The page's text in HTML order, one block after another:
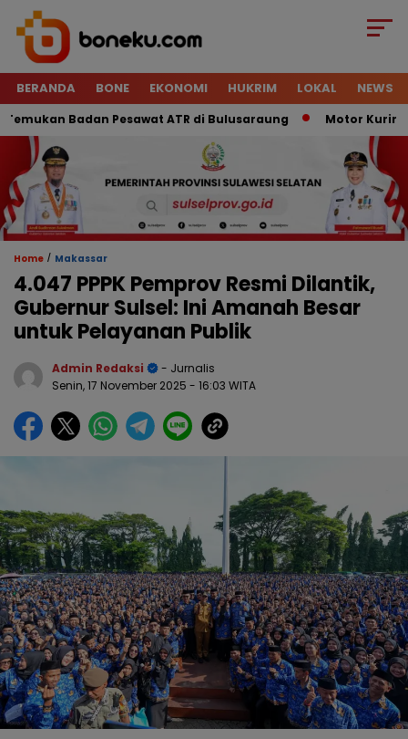
BERANDA BONE EKONOMI HUKRIM LOKAL NEWS
Badan Pesawat ATR di Bulusaraung Motor Kurir Raib
Home / Makassar
4.047 PPPK Pemprov Resmi Dilantik,
Gubernur Sulsel: Ini Amanah Besar
untuk Pelayanan Publik
Admin Redaksi
- Jurnalis
Senin, 17 November 2025 - 16:03 WITA